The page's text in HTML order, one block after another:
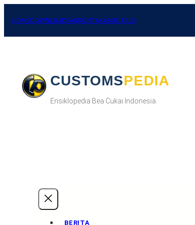
HOMEDOWNLOADFAQKONTAKABOUT US
CUSTOMSPEDIA
Ensiklopedia Bea Cukai Indonesia.
BERITA